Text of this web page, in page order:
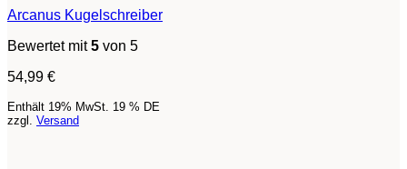
Arcanus Kugelschreiber
Bewertet mit5 von 5
54,99 €
Enthält 19% MwSt. 19 % DE
zzgl. Versand